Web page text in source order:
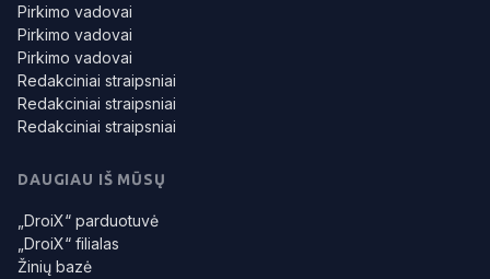
Pirkimo vadovai
Pirkimo vadovai
Pirkimo vadovai
Redakciniai straipsniai
Redakciniai straipsniai
Redakciniai straipsniai
DAUGIAU IŠ MŪSŲ
„DroiX“ parduotuvė
„DroiX“ filialas
Žinių bazė